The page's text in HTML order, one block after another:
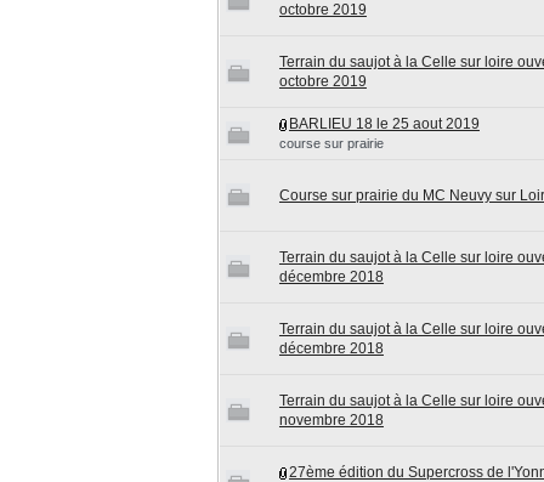
octobre 2019
Terrain du saujot à la Celle sur loire
octobre 2019
BARLIEU 18 le 25 aout 2019
course sur prairie
Course sur prairie du MC Neuvy sur
Terrain du saujot à la Celle sur loire
décembre 2018
Terrain du saujot à la Celle sur loire
décembre 2018
Terrain du saujot à la Celle sur loire
novembre 2018
27ème édition du Supercross de